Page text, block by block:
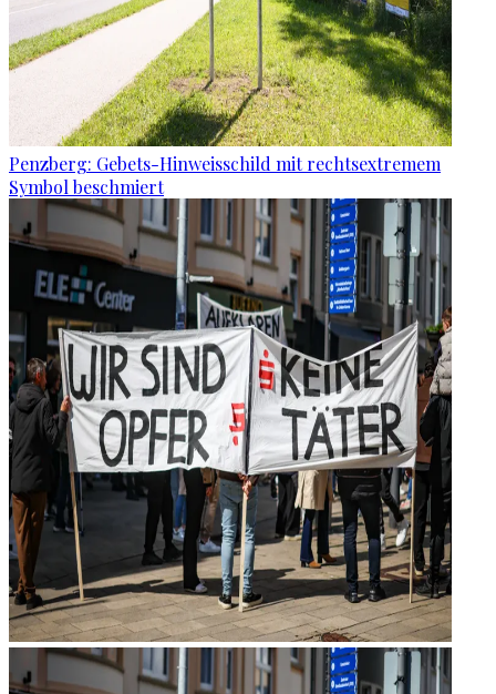
Penzberg: Gebets-Hinweisschild mit rechtsextremem
Symbol beschmiert